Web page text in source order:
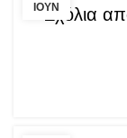
ΙΟΎΝ
Σχόλια